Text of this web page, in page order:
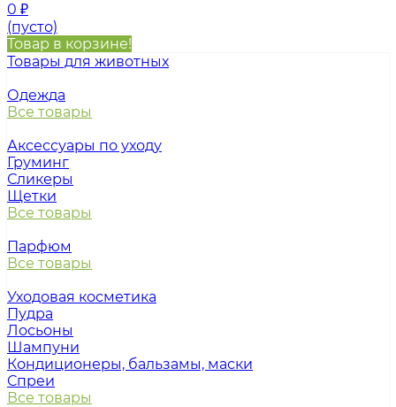
0 ₽
(пусто)
Товар в корзине!
Товары для животных
Одежда
Все товары
Аксессуары по уходу
Груминг
Сликеры
Щетки
Все товары
Парфюм
Все товары
Уходовая косметика
Пудра
Лосьоны
Шампуни
Кондиционеры, бальзамы, маски
Спреи
Все товары